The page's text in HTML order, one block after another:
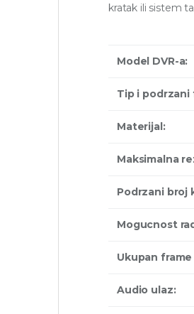
kratak ili sistem
Model DVR-a:
Tip i podrzani
Materijal:
Maksimalna
Podrzani broj
Mogucnost
Ukupan
Audio ulaz: